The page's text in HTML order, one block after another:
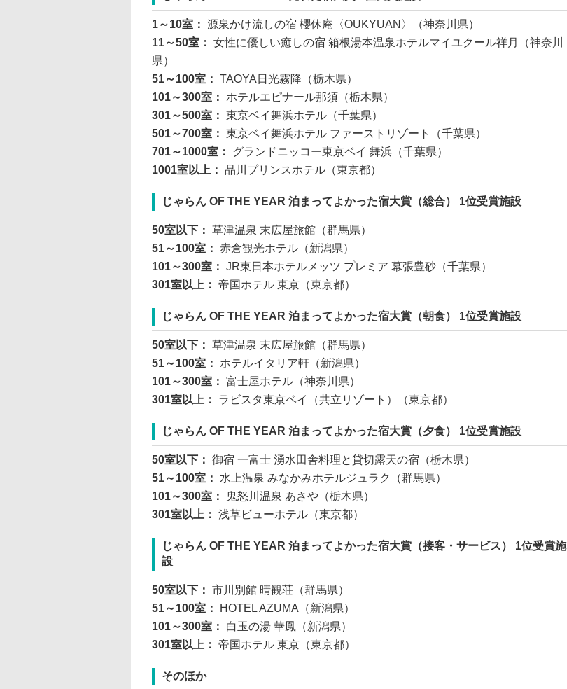
1～10室： 源泉かけ流しの宿 櫻休庵〈OUKYUAN〉（神奈川県）
11～50室： ⼥性に優しい癒しの宿 箱根湯本温泉ホテルマイユクール祥⽉（神奈川
県）
51～100室： TAOYA⽇光霧降（栃木県）
101～300室： ホテルエピナール那須（栃木県）
301～500室： 東京ベイ舞浜ホテル（千葉県）
501～700室： 東京ベイ舞浜ホテル ファーストリゾート（千葉県）
701～1000室： グランドニッコー東京ベイ 舞浜（千葉県）
1001室以上： 品川プリンスホテル（東京都）
じゃらん OF THE YEAR 泊まってよかった宿⼤賞（総合） 1位受賞施設
50室以下： 草津温泉 末広屋旅館（群馬県）
51～100室： ⾚倉観光ホテル（新潟県）
101～300室： JR東⽇本ホテルメッツ プレミア 幕張豊砂（千葉県）
301室以上： 帝国ホテル 東京（東京都）
じゃらん OF THE YEAR 泊まってよかった宿⼤賞（朝食） 1位受賞施設
50室以下： 草津温泉 末広屋旅館（群馬県）
51～100室： ホテルイタリア軒（新潟県）
101～300室： 富士屋ホテル（神奈川県）
301室以上： ラビスタ東京ベイ（共立リゾート）（東京都）
じゃらん OF THE YEAR 泊まってよかった宿⼤賞（夕食） 1位受賞施設
50室以下： 御宿 ⼀富⼠ 湧⽔⽥舎料理と貸切露天の宿（栃木県）
51～100室： ⽔上温泉 みなかみホテルジュラク（群馬県）
101～300室：
鬼怒川温泉 あさや（栃木県）
301室以上： 浅草ビューホテル（東京都）
じゃらん OF THE YEAR 泊まってよかった宿⼤賞（接客・サービス） 1位受賞施
設
50室以下： 市川別館 晴観荘（群馬県）
51～100室：
HOTEL AZUMA（新潟県）
101～300室： ⽩⽟の湯 華鳳（新潟県）
301室以上： 帝国ホテル 東京（東京都）
そのほか